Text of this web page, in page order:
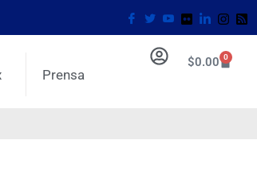
Prensa
$0.00 0